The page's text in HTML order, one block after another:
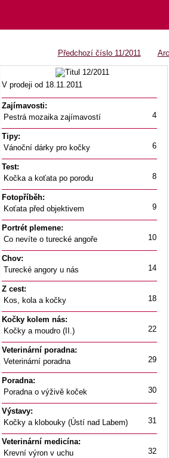
Předchozí číslo 11/2011
V prodeji od 18.11.2011
Zajímavosti:
Pestrá mozaika zajímavostí
4
Tipy:
Vánoční dárky pro kočky
6
Test:
Kočka a koťata po porodu
8
Fotopříběh:
Koťata před objektivem
9
Portrét plemene:
Co nevíte o turecké angoře
10
Chov:
Turecké angory u nás
14
Z cest:
Kos, kola a kočky
18
Kočky kolem nás:
Kočky a moudro (II.)
22
Veterinární poradna:
Veterinární poradna
29
Poradna:
Poradna o výživě koček
30
Výstavy:
Kočky a klobouky (Ústí nad Labem)
31
Veterinární medicína:
Krevní výron v uchu
32